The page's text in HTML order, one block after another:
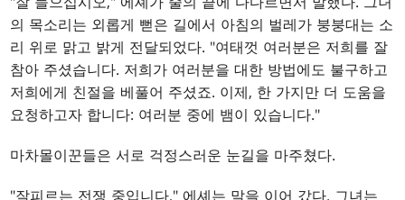
의 목소리는 외롭게 뻗은 길에서 아침의 벌레가 붕붕대는 소
리 위로 맑고 밝게 전달되었다. "여태껏 여러분은 저희를 잘
참아 주셨습니다. 저희가 여러분을 대한 방법에도 불구하고
저희에게 친절을 베풀어 주셨죠. 이제, 한 가지만 더 도움을
요청하고자 합니다: 여러분 중에 뱀이 있습니다."
마차몰이꾼들은 서로 걱정스러운 눈길을 마주쳤다.
"잘피르는 전쟁 중입니다," 에셰는 말을 이어 갔다. 그녀는